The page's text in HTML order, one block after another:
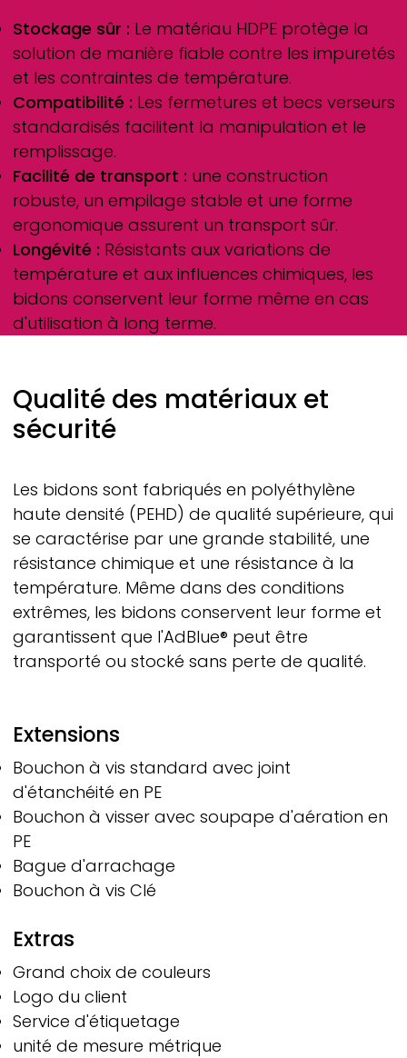
Stockage sûr : Le matériau HDPE protège la
solution de manière fiable contre les impuretés
et les contraintes de température.
Compatibilité : Les fermetures et becs verseurs
standardisés facilitent la manipulation et le
remplissage.
Facilité de transport : une construction
robuste, un empilage stable et une forme
ergonomique assurent un transport sûr.
Longévité : Résistants aux variations de
température et aux influences chimiques, les
bidons conservent leur forme même en cas
d'utilisation à long terme.
Qualité des matériaux et
sécurité
Les bidons sont fabriqués en polyéthylène
haute densité (PEHD) de qualité supérieure, qui
se caractérise par une grande stabilité, une
résistance chimique et une résistance à la
température. Même dans des conditions
extrêmes, les bidons conservent leur forme et
garantissent que l'AdBlue® peut être
transporté ou stocké sans perte de qualité.
Extensions
Bouchon à vis standard avec joint
d'étanchéité en PE
Bouchon à visser avec soupape d'aération en
PE
Bague d'arrachage
Bouchon à vis Clé
Extras
Grand choix de couleurs
Logo du client
Service d'étiquetage
unité de mesure métrique